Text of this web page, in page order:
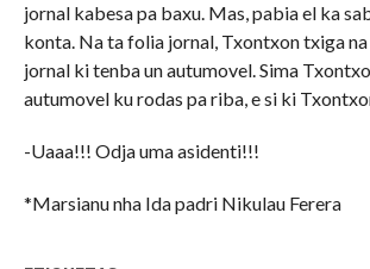
jornal kabesa pa baxu. Mas, pabia el ka
konta. Na ta folia jornal, Txontxon txiga na
jornal ki tenba un autumovel. Sima
autumovel ku rodas pa riba, e si ki
-Uaaa!!! Odja uma asidenti!!!
*Marsianu nha Ida padri Nikulau Ferera